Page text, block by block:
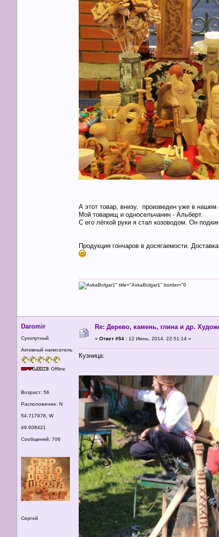
А этот товар, внизу, произведен уже в нашем
Мой товарищ и односельчанин - Альберт.
С его лёгкой руки я стал козоводом. Он
Продукция гончаров в досягаемости.
Daromir
Сухопутный
Активный написатель
Offline
Возраст: 56
Расположение: N
54.717978, W
49.608421
Сообщений: 706
Сергей
Re: Дерево, камень, глина и др.
« Ответ #54 : 12 Июнь, 2014, 22:51:14 »
Кузница: